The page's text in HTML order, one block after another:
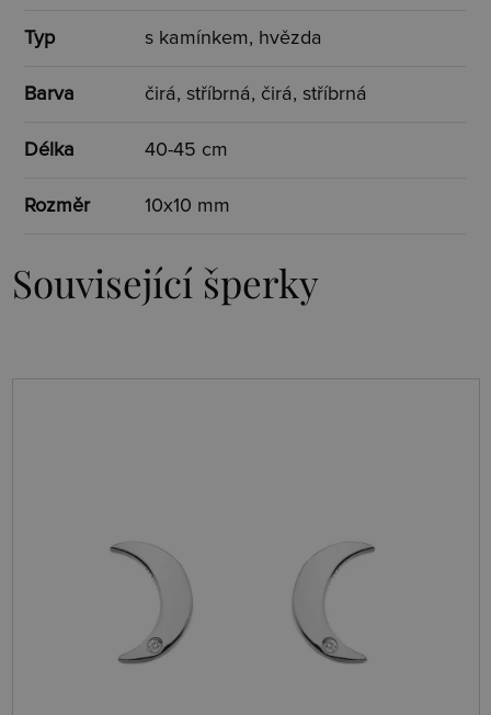
Typ s kamínkem, hvězda
Barva čirá, stříbrná, čirá, stříbrná
Délka 40-45 cm
Rozměr 10x10 mm
Související šperky